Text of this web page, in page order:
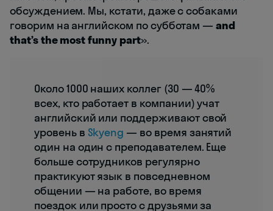
обсуждением. Мы, кстати, даже с собаками
говорим на английском по субботам —and
that’s the most funny part».
Около 1000 наших коллег (30 — 40%
всех, кто работает в компании) учат
английский или поддерживают свой
уровень в Skyeng — во время занятий
один на один с преподавателем. Еще
больше сотрудников регулярно
практикуют язык в повседневном
общении — на работе, во время
поездок или просто с друзьями за